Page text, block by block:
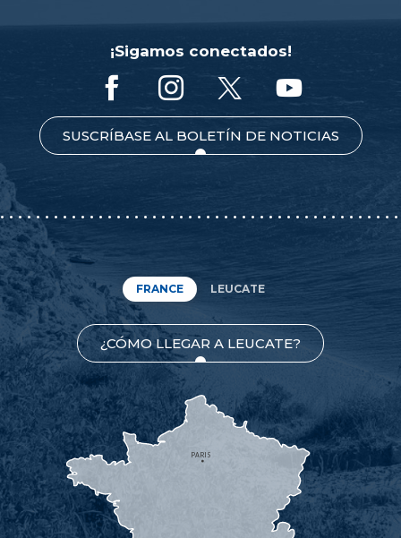
¡Sigamos conectados!
SUSCRÍBASE AL BOLETÍN DE NOTICIAS
FRANCE LEUCATE
¿CÓMO LLEGAR A LEUCATE?
PARIS